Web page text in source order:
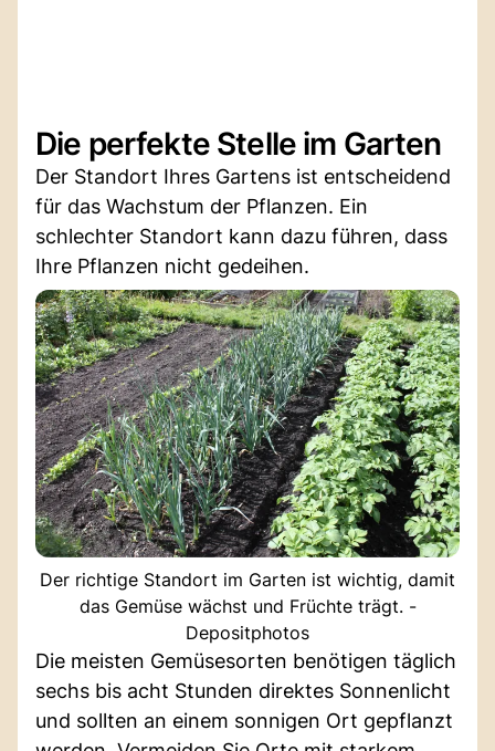
Die perfekte Stelle im Garten
Der Standort Ihres Gartens ist entscheidend
für das Wachstum der Pflanzen. Ein
schlechter Standort kann dazu führen, dass
Ihre Pflanzen nicht gedeihen.
Der richtige Standort im Garten ist wichtig, damit
das Gemüse wächst und Früchte trägt. -
Depositphotos
Die meisten Gemüsesorten benötigen täglich
sechs bis acht Stunden direktes Sonnenlicht
und sollten an einem sonnigen Ort gepflanzt